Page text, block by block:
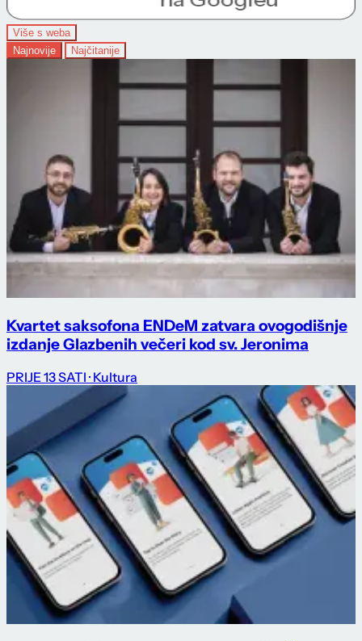
Više s weba
Najnovije
Najčitanije
Kvartet saksofona ENDeM zatvara ovogodišnje
izdanje Glazbenih večeri kod sv. Jeronima
PRIJE 13 SATI · Kultura